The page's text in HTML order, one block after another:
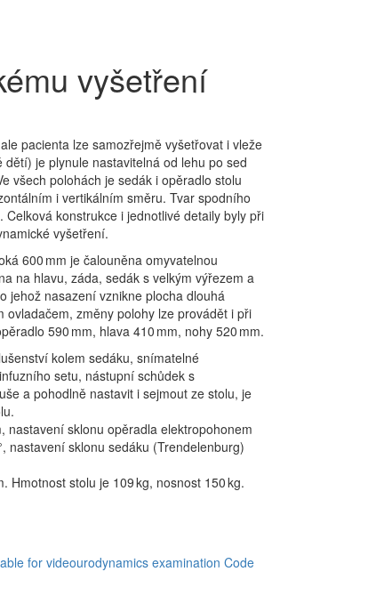
vyšetření
pacienta lze samozřejmě vyšetřovat i vleže
je plynule nastavitelná od lehu po sed
všech polohách je sedák i opěradlo stolu
i vertikálním směru. Tvar spodního
konstrukce i jednotlivé detaily byly při
vyšetření.
600 mm je čalouněna omyvatelnou
na hlavu, záda, sedák s velkým výřezem a
jehož nasazení vznikne plocha dlouhá
změny polohy lze provádět i při
590 mm, hlava 410 mm, nohy 520 mm.
kolem sedáku, snímatelné
setu, nástupní schůdek s
a pohodlně nastavit i sejmout ze stolu, je
nastavení sklonu opěradla elektropohonem
nastavení sklonu sedáku (Trendelenburg)
Hmotnost stolu je 109 kg, nosnost 150 kg.
for videourodynamics examination Code